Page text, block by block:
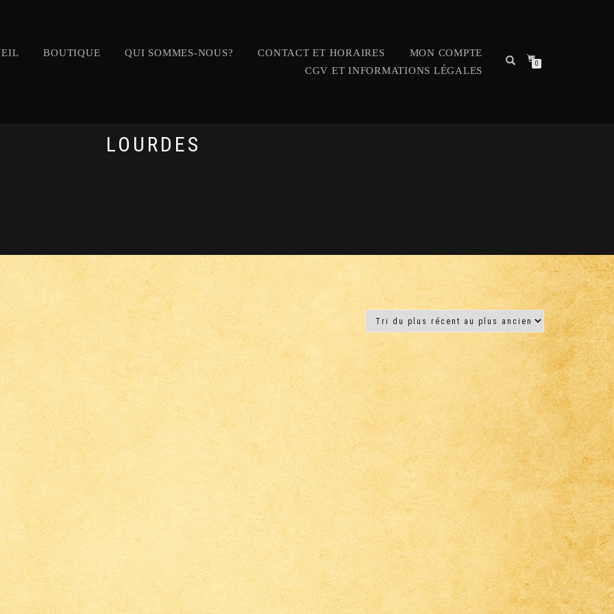
BOUTIQUE QUI SOMMES-NOUS? CONTACT ET HORAIRES
MON COMPTE
CGV ET INFORMATIONS LÉGALES
0
LOURDES